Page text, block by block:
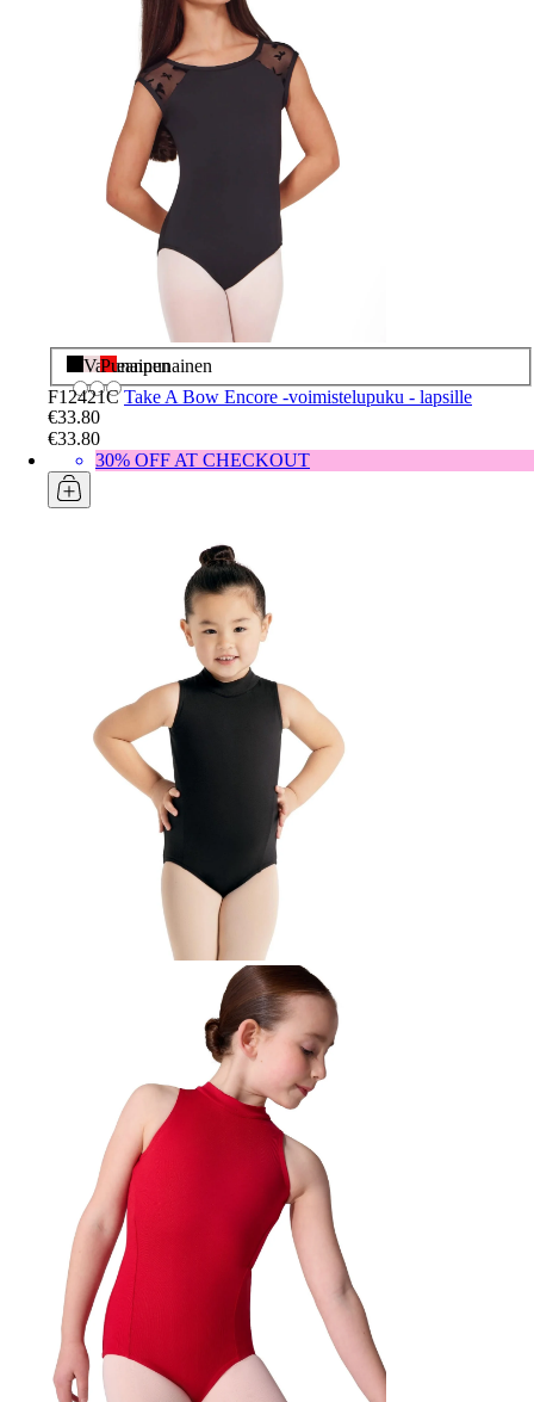
Musta
Vaaleanpunainen
Punainen
F12421C Take A Bow Encore -voimistelupuku - lapsille
€33.80
€33.80
30% OFF AT CHECKOUT